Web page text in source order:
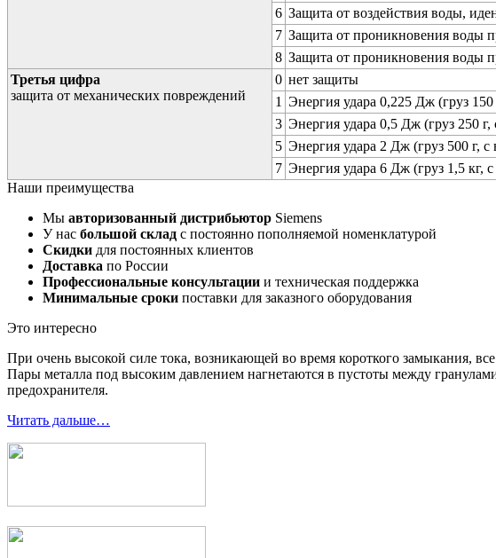
6 Защита от воздействия воды,
7 Защита от проникновения воды
8 Защита от проникновения воды
Третья цифра
защита от механических повреждений
0 нет защиты
1 Энергия удара 0,225 Дж (груз
3 Энергия удара 0,5 Дж (груз 250
5 Энергия удара 2 Дж (груз 500 г,
7 Энергия удара 6 Дж (груз 1,5 кг,
Наши преимущества
Мы авторизованный дистрибьютор Siemens
У нас большой склад с постоянно пополняемой номенклатурой
Скидки для постоянных клиентов
Доставка по России
Профессиональные консультации и техническая поддержка
Минимальные сроки поставки для заказного оборудования
Это интересно
При очень высокой силе тока, возникающей во время короткого замыкания,
Пары металла под высоким давлением нагнетаются в пустоты между
предохранителя.
Читать дальше…